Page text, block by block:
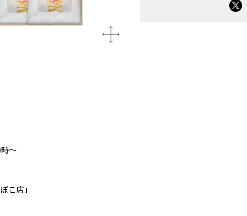
～
こ店」